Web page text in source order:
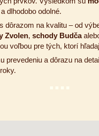
dlhodobo odolné.
dôrazom na kvalitu – od
Zvolen, schody Budča
voľbou pre tých, ktorí
prevedeniu a dôrazu na